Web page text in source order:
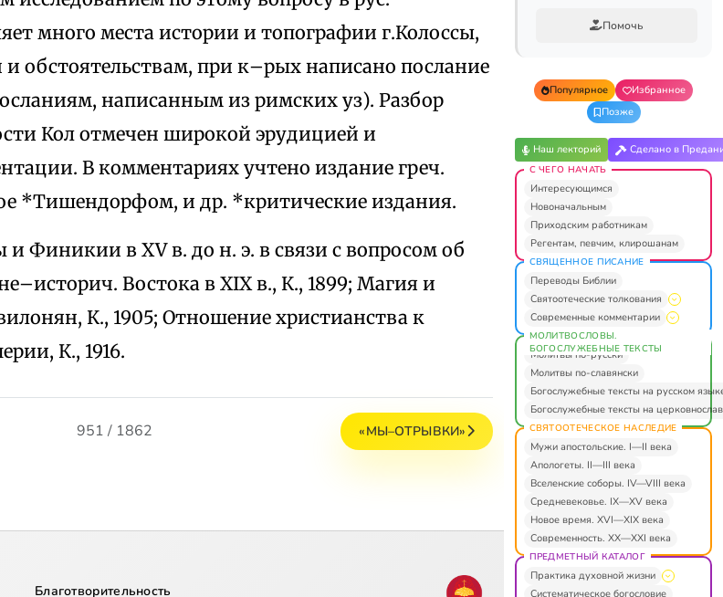
много места истории и топографии г.Колоссы,
обстоятельствам, при к–рых написано послание
написанным из римских уз). Разбор
Кол отмечен широкой эрудицией и
В комментариях учтено издание греч.
*Тишендорфом, и др. *критические издания.
и Финикии в XV в. до н. э. в связи с вопросом об
Востока в XIX в., К., 1899; Магия и
К., 1905; Отношение христианства к
К., 1916.
951 / 1862 «МЫ–ОТРЫВКИ»
Благотворительность
Помочь
Популярное
Избранное
Позже
Наш лекторий Сделано в
С ЧЕГО НАЧАТЬ
Интересующимся
Новоначальным
Приходским работникам
Регентам, певчим, клирошанам
СВЯЩЕННОЕ ПИСАНИЕ
Переводы Библии
Святоотеческие толкования
Современные комментарии
МОЛИТВОСЛОВЫ.
БОГОСЛУЖЕБНЫЕ ТЕКСТЫ
Молитвы по-русски
Молитвы по-славянски
Богослужебные тексты на русском
Богослужебные тексты на
СВЯТООТЕЧЕСКОЕ НАСЛЕДИЕ
Мужи апостольские. I—II века
Апологеты. II—III века
Вселенские соборы. IV—VIII века
Средневековье. IX—XV века
Новое время. XVI—XIX века
Современность. XX—XXI века
ПРЕДМЕТНЫЙ КАТАЛОГ
Практика духовной жизни
Систематическое богословие